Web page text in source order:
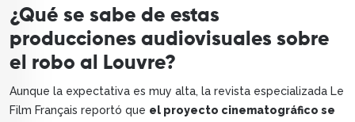
¿Qué se sabe de estas
producciones audiovisuales sobre
el robo al Louvre?
Aunque la expectativa es muy alta, la revista especializada Le
Film Français reportó que el proyecto cinematográfico se